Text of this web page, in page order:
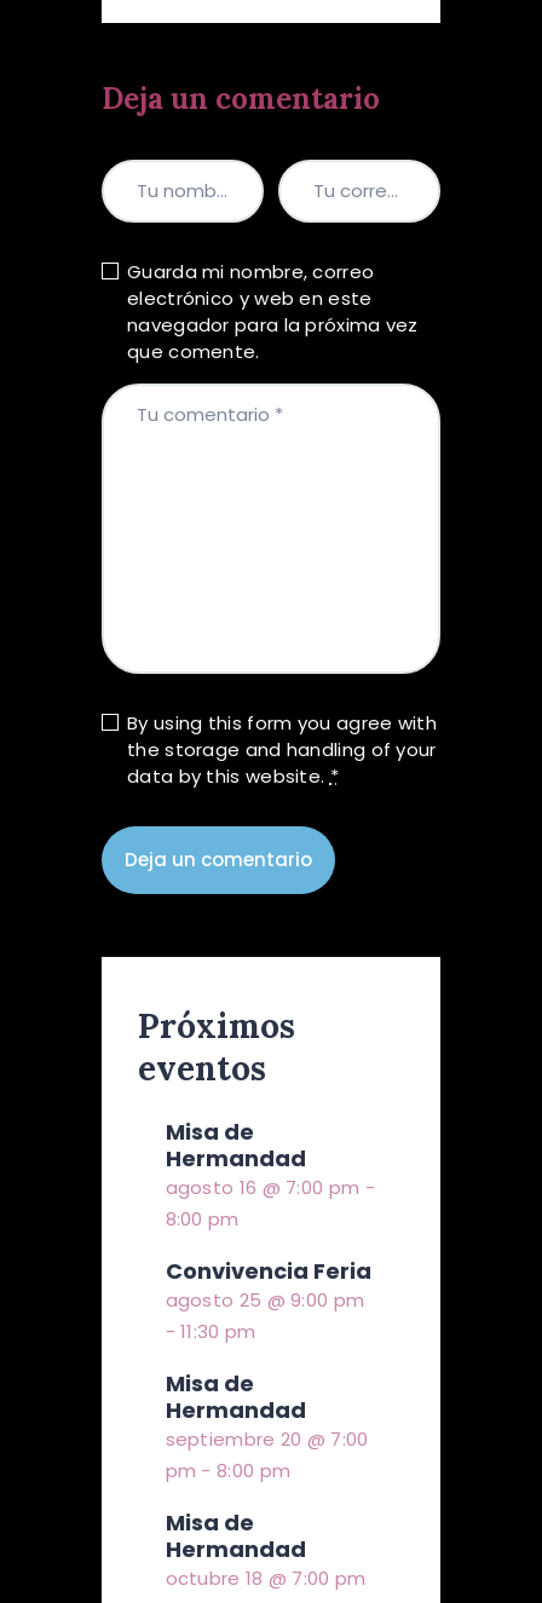
Deja un comentario
Guarda mi nombre, correo
electrónico y web en este
navegador para la próxima vez
que comente.
By using this form you agree with
the storage and handling of your
data by this website. *
Próximos
eventos
Misa de
Hermandad
agosto 16 @ 7:00 pm -
8:00 pm
Convivencia Feria
agosto 25 @ 9:00 pm
-11:30 pm
Misa de
Hermandad
septiembre 20 @ 7:00
pm -8:00 pm
Misa de
Hermandad
octubre 18 @ 7:00 pm